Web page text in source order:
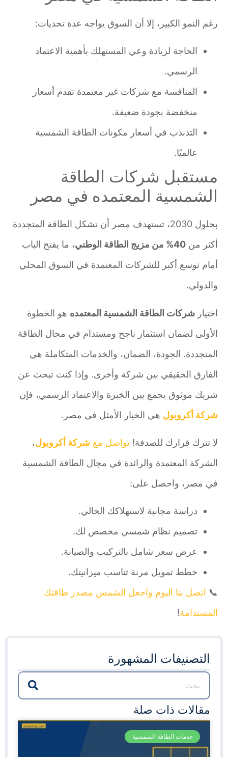
رغم النمو الكبير، إلا أن السوق يواجه عدة تحديات:
الحاجة لزيادة وعي المستهلك بأهمية الاعتماد
الرسمي.
المنافسة مع شركات غير معتمدة تقدم أسعار
منخفضة بجودة ضعيفة.
التذبذب في أسعار مكونات الطاقة الشمسية
عالميًا.
مستقبل شركات الطاقة
الشمسية المعتمده في مصر
بحلول 2030، تستهدف مصر أن تشكل الطاقة المتجددة
أكثر من40% من مزيج الطاقة الوطني
، ما يفتح الباب
أمام توسع أكبر للشركات المعتمدة في السوق المحلي
والدولي.
اختيارشركات الطاقة الشمسية المعتمدههو الخطوة
الأولى لضمان استثمار ناجح ومستدام في مجال الطاقة
المتجددة. الجودة، الضمان، والخدمات المتكاملة هي
الفارق الحقيقي بين شركة وأخرى. وإذا كنت تبحث عن
شريك موثوق يجمع بين الخبرة والاعتماد الرسمي، فإن
شركة أكروبولهي الخيار الأمثل في مصر.
لا تترك قرارك للصدفة!تواصل معشركة أكروبول،
الشركة المعتمدة والرائدة في مجال الطاقة الشمسية
في مصر، واحصل على:
دراسة مجانية لاستهلاكك الحالي.
تصميم نظام شمسي مخصص لك.
عرض سعر شامل بالتركيب والصيانة.
خطط تمويل مرنة تناسب ميزانيتك.
📞اتصل بنا اليوم واجعل الشمس مصدر طاقتك
المستدامة!
التصنيفات المشهورة
مقالات ذات صلة
خدمات الطاقة الشمسية